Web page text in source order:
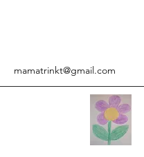
mamatrinkt@gmail.com